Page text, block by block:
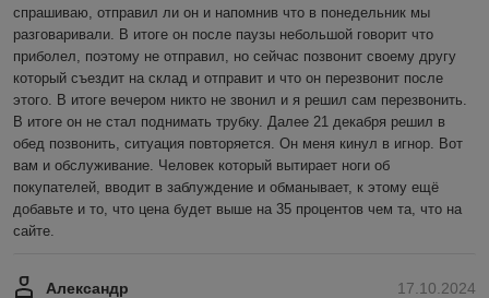
спрашиваю, отправил ли он и напомнив что в понедельник мы
разговаривали. В итоге он после паузы небольшой говорит что
приболел, поэтому не отправил, но сейчас позвонит своему другу
который съездит на склад и отправит и что он перезвонит после
этого. В итоге вечером никто не звонил и я решил сам перезвонить.
В итоге он не стал поднимать трубку. Далее 21 декабря решил в
обед позвонить, ситуация повторяется. Он меня кинул в игнор. Вот
вам и обслуживание. Человек который вытирает ноги об
покупателей, вводит в заблуждение и обманывает, к этому ещё
добавьте и то, что цена будет выше на 35 процентов чем та, что на
сайте.
17.10.2024
Александр